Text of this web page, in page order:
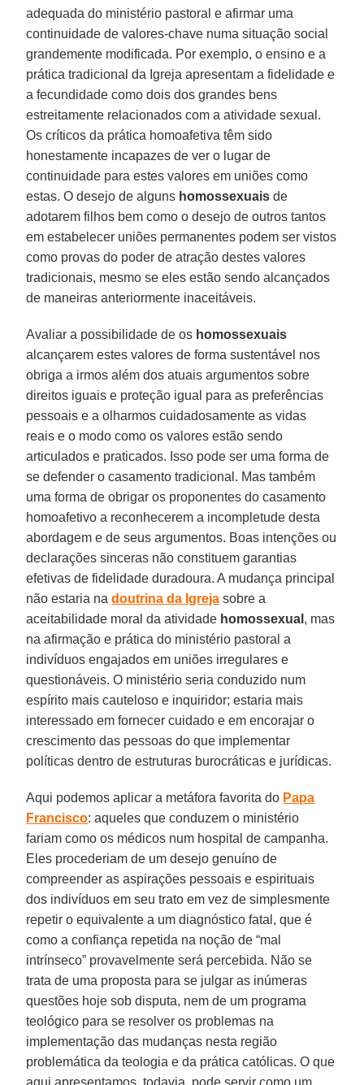
adequada do ministério pastoral e afirmar uma
continuidade de valores-chave numa situação social
grandemente modificada. Por exemplo, o ensino e a
prática tradicional da Igreja apresentam a fidelidade e
a fecundidade como dois dos grandes bens
estreitamente relacionados com a atividade sexual.
Os críticos da prática homoafetiva têm sido
honestamente incapazes de ver o lugar de
continuidade para estes valores em uniões como
estas. O desejo de alguns homossexuais de
adotarem filhos bem como o desejo de outros tantos
em estabelecer uniões permanentes podem ser vistos
como provas do poder de atração destes valores
tradicionais, mesmo se eles estão sendo alcançados
de maneiras anteriormente inaceitáveis.
Avaliar a possibilidade de os homossexuais
alcançarem estes valores de forma sustentável nos
obriga a irmos além dos atuais argumentos sobre
direitos iguais e proteção igual para as preferências
pessoais e a olharmos cuidadosamente as vidas
reais e o modo como os valores estão sendo
articulados e praticados. Isso pode ser uma forma de
se defender o casamento tradicional. Mas também
uma forma de obrigar os proponentes do casamento
homoafetivo a reconhecerem a incompletude desta
abordagem e de seus argumentos. Boas intenções ou
declarações sinceras não constituem garantias
efetivas de fidelidade duradoura. A mudança principal
não estaria nadoutrina da Igreja sobre a
aceitabilidade moral da atividade homossexual , mas
na afirmação e prática do ministério pastoral a
indivíduos engajados em uniões irregulares e
questionáveis. O ministério seria conduzido num
espírito mais cauteloso e inquiridor; estaria mais
interessado em fornecer cuidado e em encorajar o
crescimento das pessoas do que implementar
políticas dentro de estruturas burocráticas e jurídicas.
Aqui podemos aplicar a metáfora favorita do Papa
Francisco: aqueles que conduzem o ministério
fariam como os médicos num hospital de campanha.
Eles procederiam de um desejo genuíno de
compreender as aspirações pessoais e espirituais
dos indivíduos em seu trato em vez de simplesmente
repetir o equivalente a um diagnóstico fatal, que é
como a confiança repetida na noção de “mal
intrínseco” provavelmente será percebida. Não se
trata de uma proposta para se julgar as inúmeras
questões hoje sob disputa, nem de um programa
teológico para se resolver os problemas na
implementação das mudanças nesta região
problemática da teologia e da prática católicas. O que
aqui apresentamos, todavia, pode servir como um